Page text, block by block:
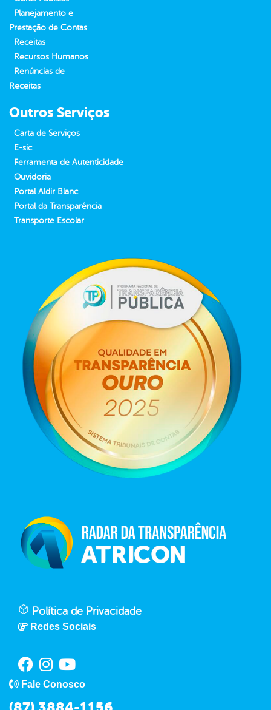
Planejamento e
Prestação de Contas
Receitas
Recursos Humanos
Renúncias de
Receitas
Outros Serviços
Carta de Serviços
E-sic
Ferramenta de Autenticidade
Ouvidoria
Portal Aldir Blanc
Portal da Transparência
Transporte Escolar
Política de Privacidade
Redes Sociais
Fale Conosco